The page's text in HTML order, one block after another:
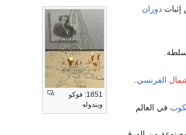
1851: فوكو
وبندوله
إثباتدوران
الفرنسي
في العالم